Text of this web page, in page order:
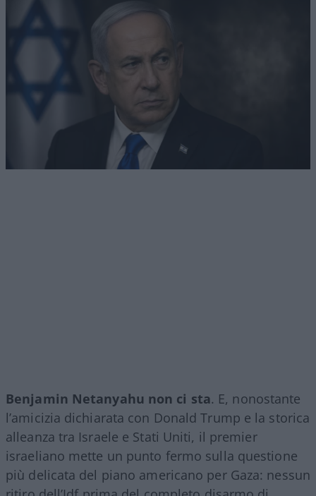
Benjamin Netanyahu non ci sta. E, nonostante
l’amicizia dichiarata con Donald Trump e la storica
alleanza tra Israele e Stati Uniti, il premier
israeliano mette un punto fermo sulla questione
più delicata del piano americano per Gaza: nessun